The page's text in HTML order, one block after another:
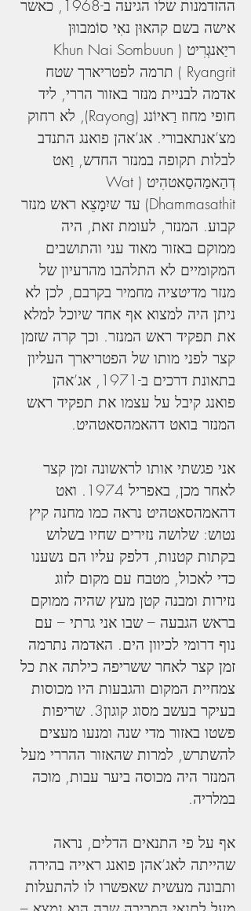
ההזדמנות שלו הגיעה ב-1968, כאשר
אישה בשם קהאוּן נאִי סוֹמבווּן
ריַאנגְרִיט (Khun Nai Sombuun
Ryangrit ) תרמה לפטריארך שטח
אדמה לבניית מנזר באזור הררי, ליד
חופי מחוז רַאיוֹנג (Rayong), לא רחוק
מצ’אנתאבורי. אג’אהן פואנג התנדב
לבלות תקופה במנזר החדש, וַאט
דְהַאמַהסַאטהִיט (Wat
Dhammasathit) עד שיִמָצֵא ראש מנזר
קבוע. המנזר, לעומת זאת, היה
ממוקם באזור מאוד עני והתושבים
המקומיים לא התלהבו מהרעיון של
מנזר מדיטציה מחמיר בקרבם, לכן לא
ניתן היה למצוא אף אחד שיוכל למלא
את תפקיד ראש המנזר. וכך קרה שזמן
קצר לפני מותו של הפטריארך העליון
בתאונת דרכים ב-1971, אג’אהן
פואנג קיבל על עצמו את תפקיד ראש
המנזר בואט דהאמהסאטהיט.
אני פגשתי אותו לראשונה זמן קצר
לאחר מכן, באפריל 1974. ואט
דהאמהסאטהיט נראה כמו מחנה קיץ
נטוש: שלושה נזירים שחיו בשלוש
בקתות קטנות, דלפק עליו הם נשענו
כדי לאכול, מטבח עם מקום לזוג
נזירות ומבנה קטן מעץ שהיה ממוקם
בראש הגבעה – שבו אני גרתי – עם
נוף דרומי לכיוון הים. האדמה נתרמה
זמן קצר לאחר ששריפה כילתה את כל
צמחיית המקום והגבעות היו מכוסות
בעיקר בעשב מסוג קוגון3. שריפות
פשטו באזור מדי שנה ומנעו מעצים
להשתרש, למרות שהאזור ההררי מעל
המנזר היה מכוסה ביער עבות, מוכה
במלריה.
אף על פי התנאים הדלים, נראה
שהייתה לאג’אהן פואנג ראייה בהירה
ותבונה מעשית שאפשרו לו להתעלות